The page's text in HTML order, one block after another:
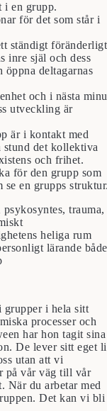
i en grupp.
för det som står i
ständigt föränderligt
inre själ och dess
öppna deltagarnas
och i nästa
utveckling är
är i kontakt med
stund det kollektiva
och frihet.
för den grupp som
se en grupps
trauma,
heliga rum
lärande både
i hela sitt
processer och
har hon tagit sina
De lever sitt eget
utan att vi
på vår väg till vår
När du arbetar med
Det kan vi bli